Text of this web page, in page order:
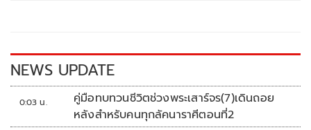
k k
NEWS UPDATE
0:03 น.
คู่มือทบทวนชีวิตช่วงพระเสาร์จร(7)เดินถอย
หลังสำหรับคนทุกลัคนาราศีตอนที่2